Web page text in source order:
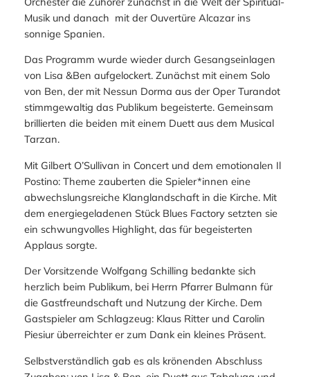
Musik und danach mit der Ouvertüre Alcazar ins
sonnige Spanien.
Das Programm wurde wieder durch Gesangseinlagen
von Lisa &Ben aufgelockert. Zunächst mit einem Solo
von Ben, der mit Nessun Dorma aus der Oper Turandot
stimmgewaltig das Publikum begeisterte. Gemeinsam
brillierten die beiden mit einem Duett aus dem Musical
Tarzan.
Mit Gilbert O’Sullivan in Concertund dem emotionalen Il
Postino: Themezauberten die Spieler*innen eine
abwechslungsreiche Klanglandschaft in die Kirche. Mit
dem energiegeladenen Stück Blues Factorysetzten sie
ein schwungvolles Highlight, das für begeisterten
Applaus sorgte.
Der Vorsitzende Wolfgang Schilling bedankte sich
herzlich beim Publikum, bei Herrn Pfarrer Bulmann für
die Gastfreundschaft und Nutzung der Kirche. Dem
Gastspieler am Schlagzeug: Klaus Ritter und Carolin
Piesiur überreichter er zum Dank ein kleines Präsent.
Selbstverständlich gab es als krönenden Abschluss